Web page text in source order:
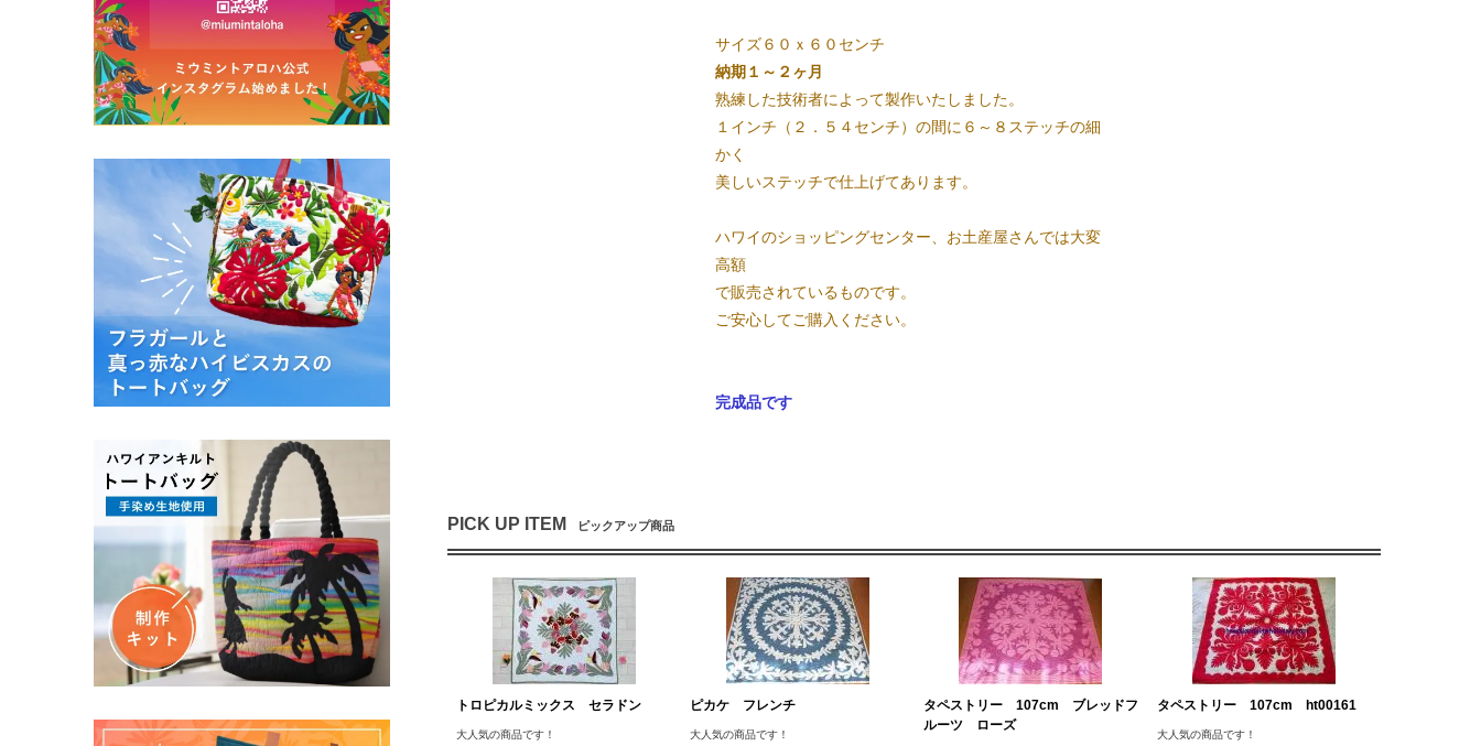
サイズ６０ｘ６０センチ
納期１～２ヶ月
熟練した技術者によって製作いたしました。
１インチ（２．５４センチ）の間に６～８ステッチの細
かく
美しいステッチで仕上げてあります。
ハワイのショッピングセンター、お土産屋さんでは大変
高額
で販売されているものです。
ご安心してご購入ください。
完成品です
PICK UP ITEM ピックアップ商品
トロピカルミックス セラドン
大人気の商品です！
ピカケ フレンチ
大人気の商品です！
タペストリー 107cm ブレッドフ
ルーツ ローズ
タペストリー 107cm ht00161
大人気の商品です！